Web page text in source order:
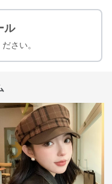
ル
さい。